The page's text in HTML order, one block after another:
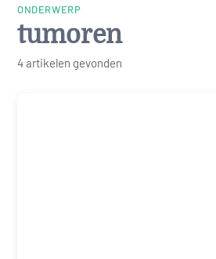
ONDERWERP
tumoren
4 artikelen gevonden